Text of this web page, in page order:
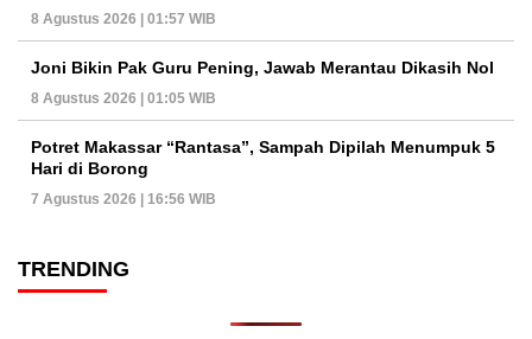
8 Agustus 2026 | 01:57 WIB
Joni Bikin Pak Guru Pening, Jawab Merantau Dikasih Nol
8 Agustus 2026 | 01:05 WIB
Potret Makassar “Rantasa”, Sampah Dipilah Menumpuk 5
Hari di Borong
7 Agustus 2026 | 16:56 WIB
TRENDING